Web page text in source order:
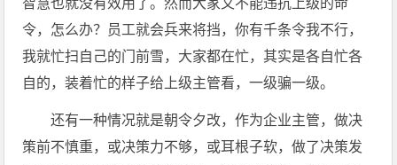
智慧也就没有效用了。然而大家又不能违抗上级的命
令，怎么办？员工就会兵来将挡，你有千条令我不行，
我就忙扫自己的门前雪，大家都在忙，其实是各自忙各
自的，装着忙的样子给上级主管看，一级骗一级。
还有一种情况就是朝令夕改，作为企业主管，做决
策前不慎重，或决策力不够，或耳根子软，做了决策发